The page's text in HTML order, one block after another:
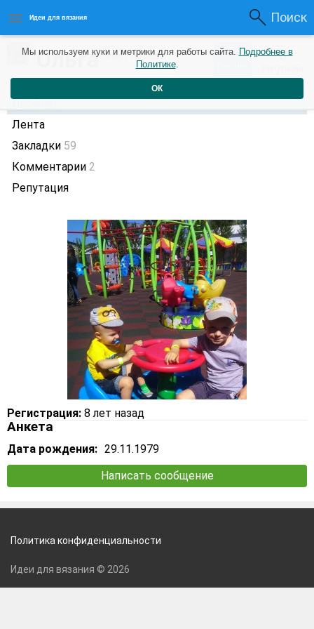
Идеи для вязания Поиск
Ольга7 лет назад 0 0
Профиль
Лента
Закладки 59
Комментарии 2
Репутация
Регистрация: 8 лет назад
Анкета
Дата рождения: 29.11.1979
Написать сообщение
Мы используем куки и метрики для работы сайта. Подробнее в
Политике.
ОК
Политика конфиденциальности
Идеи для вязания © 2026